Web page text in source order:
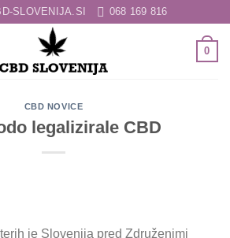
SLOVENIJA.SI 068 169 816
0
CBD NOVICE
legalizirale CBD
je Slovenija pred Združenimi